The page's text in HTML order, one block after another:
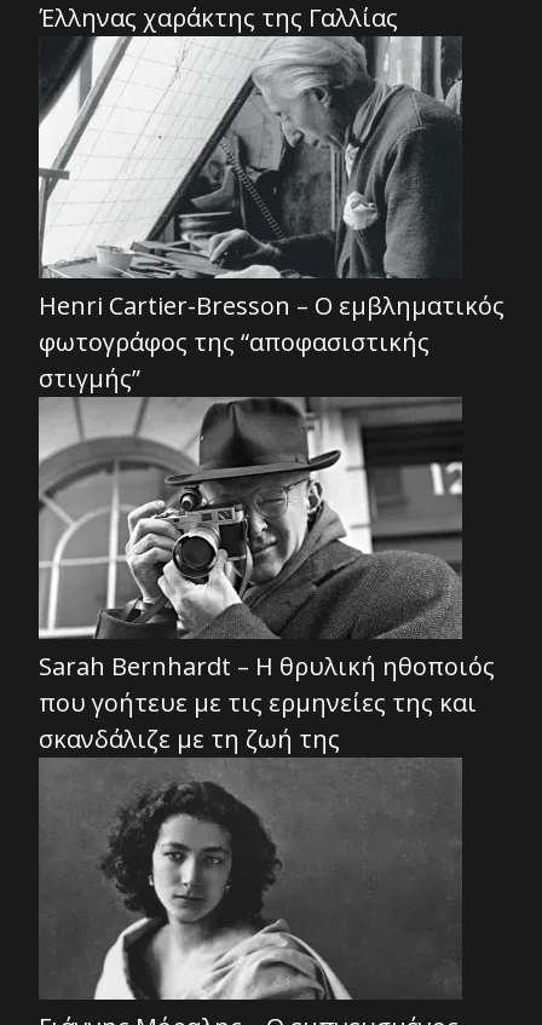
Έλληνας χαράκτης της Γαλλίας
Henri Cartier-Bresson – Ο εμβληματικός
φωτογράφος της “αποφασιστικής
στιγμής”
Sarah Bernhardt – Η θρυλική ηθοποιός
που γοήτευε με τις ερμηνείες της και
σκανδάλιζε με τη ζωή της